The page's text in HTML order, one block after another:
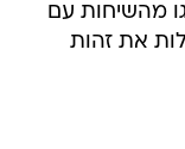
מהשיחות עם
את זהות